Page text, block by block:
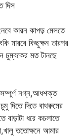
দিস
কারন কাপড় মেলতে
মারবে কিছুক্ষন তারপর
চুম্বকের মত টানছে
সম্পুর্ণ নগ্ন,আধশক্ত
দিতে দিতে বাথরুমের
বাড়াটা ধরে কচলাতে
ততোক্ষনে আমার